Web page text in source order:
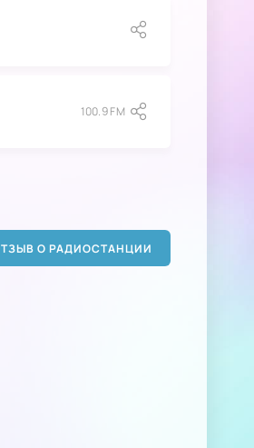
100.9 FM
О РАДИОСТАНЦИИ